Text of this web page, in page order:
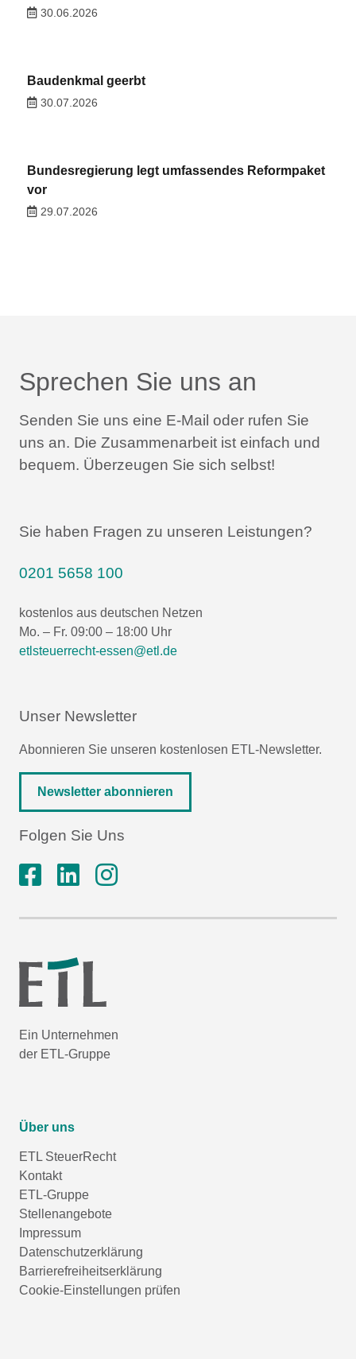
30.06.2026
Baudenkmal geerbt
30.07.2026
Bundesregierung legt umfassendes Reformpaket
vor
29.07.2026
Sprechen Sie uns an
Senden Sie uns eine E-Mail oder rufen Sie
uns an. Die Zusammenarbeit ist einfach und
bequem. Überzeugen Sie sich selbst!
Sie haben Fragen zu unseren Leistungen?
0201 5658 100
kostenlos aus deutschen Netzen
Mo. – Fr. 09:00 – 18:00 Uhr
etlsteuerrecht-essen@etl.de
Unser Newsletter
Abonnieren Sie unseren kostenlosen ETL-Newsletter.
Newsletter abonnieren
Folgen Sie Uns
Ein Unternehmen
der ETL-Gruppe
Über uns
ETL SteuerRecht
Kontakt
ETL-Gruppe
Stellenangebote
Impressum
Datenschutzerklärung
Barrierefreiheitserklärung
Cookie-Einstellungen prüfen